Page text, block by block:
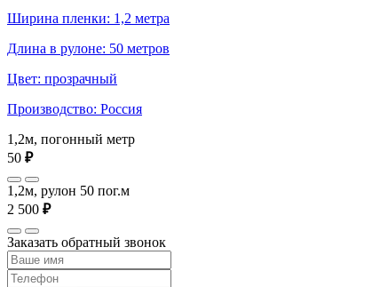
Ширина пленки: 1,2 метра
Длина в рулоне: 50 метров
Цвет: прозрачный
Производство: Россия
1,2м, погонный метр
50 ₽
1,2м, рулон 50 пог.м
2 500 ₽
Заказать обратный звонок